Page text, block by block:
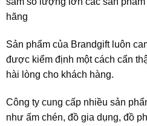
hãng
Sản phẩm của Brandgift luôn
được kiểm định một cách cẩn
hài lòng cho khách hàng.
Công ty cung cấp nhiều sản
như ấm chén, đồ gia dụng, đồ